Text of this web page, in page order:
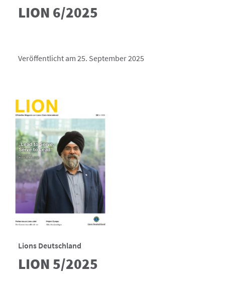
LION 6/2025
Veröffentlicht am 25. September 2025
Lions Deutschland
LION 5/2025